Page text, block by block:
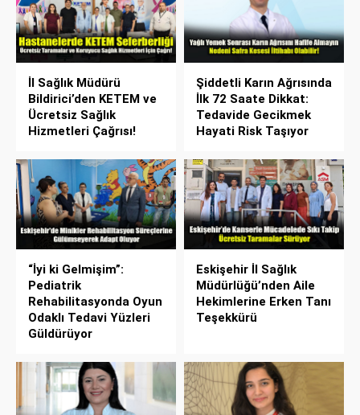
İl Sağlık Müdürü
Bildirici’den KETEM ve
Ücretsiz Sağlık
Hizmetleri Çağrısı!
Şiddetli Karın Ağrısında
İlk 72 Saate Dikkat:
Tedavide Gecikmek
Hayati Risk Taşıyor
“İyi ki Gelmişim”:
Pediatrik
Rehabilitasyonda Oyun
Odaklı Tedavi Yüzleri
Güldürüyor
Eskişehir İl Sağlık
Müdürlüğü’nden Aile
Hekimlerine Erken Tanı
Teşekkürü